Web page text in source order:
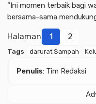
“Ini momen terbaik bagi
bersama-sama
Halaman 1 2
Tags darurat Sampah
Penulis: Tim Redaksi